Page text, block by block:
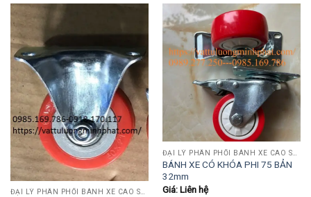
BÁNH XE CÓ KHÓA PHI 75 BẢN
32mm
Giá: Liên hệ